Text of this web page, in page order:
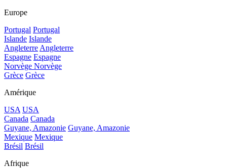
Europe
Portugal Portugal
Islande Islande
Angleterre Angleterre
Espagne Espagne
Norvège Norvège
Grèce Grèce
Amérique
USA USA
Canada Canada
Guyane, Amazonie Guyane, Amazonie
Mexique Mexique
Brésil Brésil
Afrique